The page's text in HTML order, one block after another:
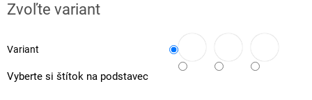
cena:
Zvoľte variant
Variant
Vyberte si štítok na podstavec